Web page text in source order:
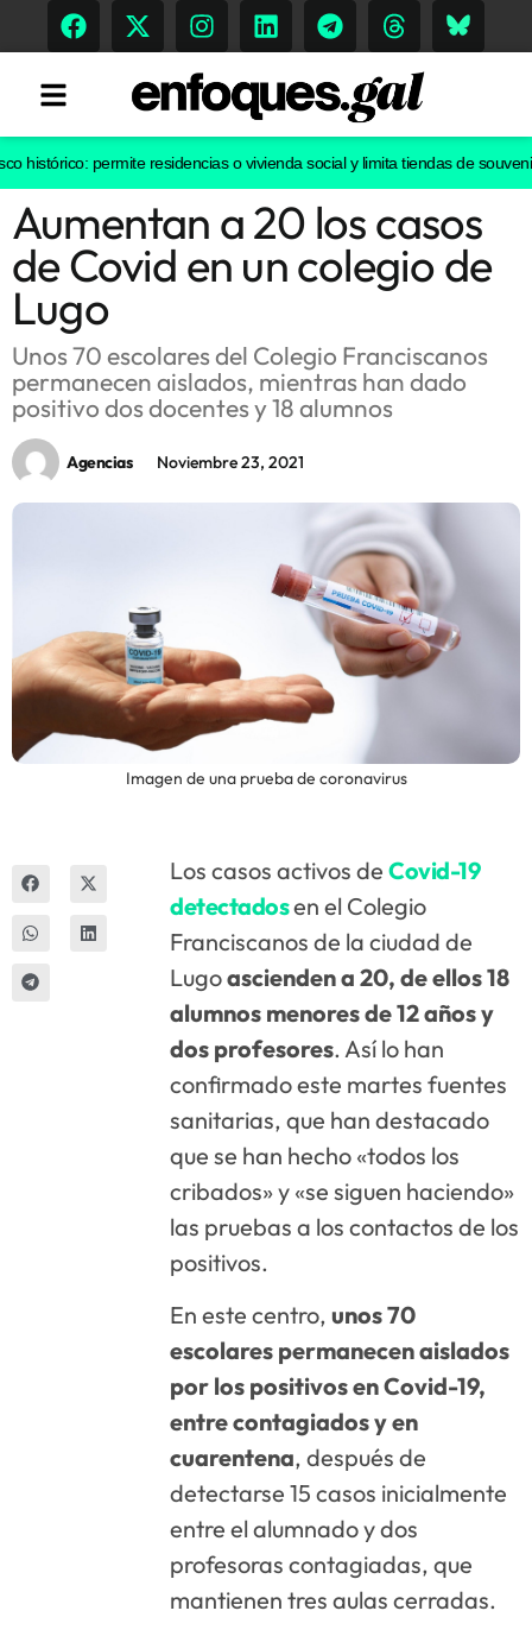
Tendencias
Memoria Histórica
Gastronomía
Escenarios
permite residencias o vivienda social y limita tiendas de souvenirs
Aumentan a 20 los casos
de Covid en un colegio de
Lugo
Unos 70 escolares del Colegio Franciscanos
permanecen aislados, mientras han dado
positivo dos docentes y 18 alumnos
Agencias Noviembre 23, 2021
Imagen de una prueba de coronavirus
Los casos activos deCovid-19
detectadosen el Colegio
Franciscanos de la ciudad de
Lugoascienden a 20, de ellos 18
alumnos menores de 12 años y
dos profesores. Así lo han
confirmado este martes fuentes
sanitarias, que han destacado
que se han hecho «todos los
cribados» y «se siguen haciendo»
las pruebas a los contactos de los
positivos.
En este centro,unos 70
escolares permanecen aislados
por los positivos en Covid-19,
entre contagiados y en
cuarentena, después de
detectarse 15 casos inicialmente
entre el alumnado y dos
profesoras contagiadas, que
mantienen tres aulas cerradas.